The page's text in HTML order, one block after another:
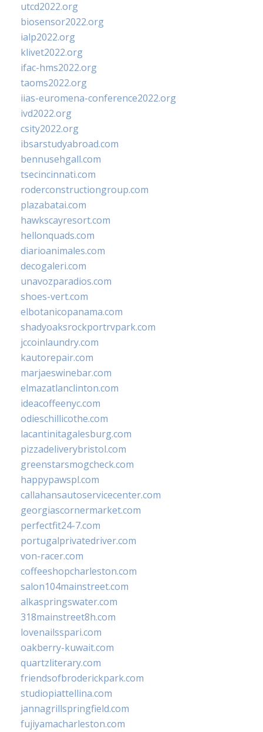
utcd2022.org
biosensor2022.org
ialp2022.org
klivet2022.org
ifac-hms2022.org
taoms2022.org
iias-euromena-conference2022.org
ivd2022.org
csity2022.org
ibsarstudyabroad.com
bennusehgall.com
tsecincinnati.com
roderconstructiongroup.com
plazabatai.com
hawkscayresort.com
hellonquads.com
diarioanimales.com
decogaleri.com
unavozparadios.com
shoes-vert.com
elbotanicopanama.com
shadyoaksrockportrvpark.com
jccoinlaundry.com
kautorepair.com
marjaeswinebar.com
elmazatlanclinton.com
ideacoffeenyc.com
odieschillicothe.com
lacantinitagalesburg.com
pizzadeliverybristol.com
greenstarsmogcheck.com
happypawspl.com
callahansautoservicecenter.com
georgiascornermarket.com
perfectfit24-7.com
portugalprivatedriver.com
von-racer.com
coffeeshopcharleston.com
salon104mainstreet.com
alkaspringswater.com
318mainstreet8h.com
lovenailsspari.com
oakberry-kuwait.com
quartzliterary.com
friendsofbroderickpark.com
studiopiattellina.com
jannagrillspringfield.com
fujiyamacharleston.com